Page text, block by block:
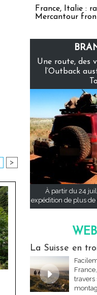
>
France, Italie :
Mercantour
Une route, des
l’Outback
À partir du 24
expédition de plus de
La Suisse en
travers